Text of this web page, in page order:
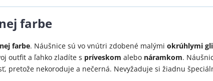
farbe
farbe. Náušnice sú vo vnútri zdobené malými okrúhlymi
outfit a ľahko zladíte s príveskom alebo náramkom.
pretože nekoroduje a nečerná. Nevyžaduje si žiadnu